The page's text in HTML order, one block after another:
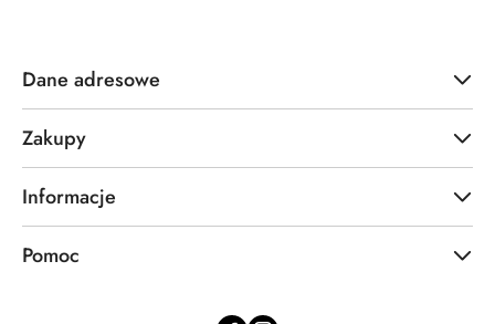
Dane adresowe
Zakupy
Informacje
Pomoc